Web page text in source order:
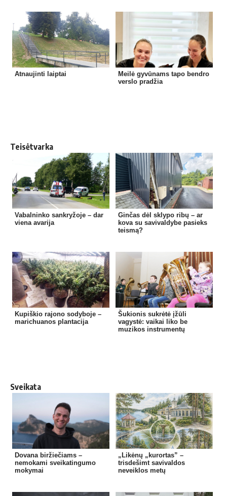
Atnaujinti laiptai
Meilė gyvūnams tapo bendro
verslo pradžia
Teisėtvarka
Vabalninko sankryžoje – dar
viena avarija
Ginčas dėl sklypo ribų – ar
kova su savivaldybe pasieks
teismą?
Kupiškio rajono sodyboje –
marichuanos plantacija
Šukionis sukrėtė įžūli
vagystė: vaikai liko be
muzikos instrumentų
Sveikata
Dovana biržiečiams –
nemokami sveikatingumo
mokymai
„Likėnų „kurortas” –
trisdešimt savivaldos
neveiklos metų